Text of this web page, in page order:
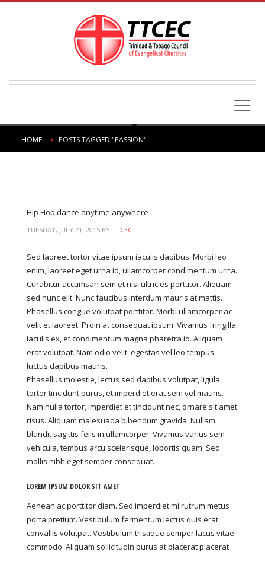
HOME POSTS TAGGED "PASSION"
Hip Hop dance anytime anywhere
TUESDAY, JULY 21, 2015 BY TTCEC
Sed laoreet tortor vitae ipsum iaculis dapibus. Morbi leo
enim, laoreet eget urna id, ullamcorper condimentum urna.
Curabitur accumsan sem et nisi ultricies porttitor. Aliquam
sed nunc elit. Nunc faucibus interdum mauris at mattis.
Phasellus congue volutpat porttitor. Morbi ullamcorper ac
velit et laoreet. Proin at consequat ipsum. Vivamus fringilla
iaculis ex, et condimentum magna pharetra id. Aliquam
erat volutpat. Nam odio velit, egestas vel leo tempus,
luctus dapibus mauris.
Phasellus molestie, lectus sed dapibus volutpat, ligula
tortor tincidunt purus, et imperdiet erat sem vel mauris.
Nam nulla tortor, imperdiet et tincidunt nec, ornare sit amet
risus. Aliquam malesuada bibendum gravida. Nullam
blandit sagittis felis in ullamcorper. Vivamus varius sem
vehicula, tempus arcu scelerisque, lobortis quam. Sed
mollis nibh eget semper consequat.
LOREM IPSUM DOLOR SIT AMET
Aenean ac porttitor diam. Sed imperdiet mi rutrum metus
porta pretium. Vestibulum fermentum lectus quis erat
convallis volutpat. Vestibulum tristique semper lacus vitae
commodo. Aliquam sollicitudin purus at placerat placerat.